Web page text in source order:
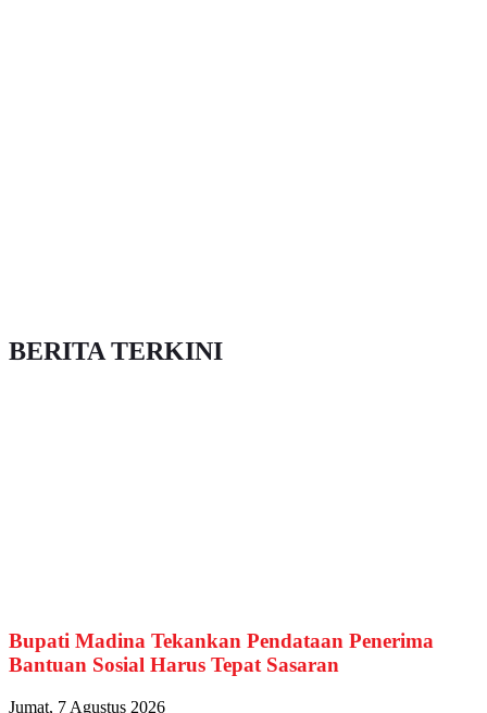
BERITA TERKINI
Bupati Madina Tekankan Pendataan Penerima
Bantuan Sosial Harus Tepat Sasaran
Jumat, 7 Agustus 2026